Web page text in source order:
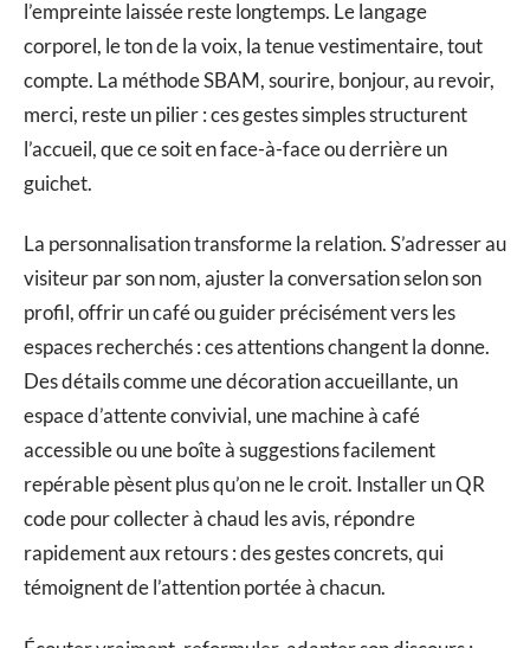
l’empreinte laissée reste longtemps. Le langage
corporel, le ton de la voix, la tenue vestimentaire, tout
compte. La méthode SBAM, sourire, bonjour, au revoir,
merci, reste un pilier : ces gestes simples structurent
l’accueil, que ce soit en face-à-face ou derrière un
guichet.
La personnalisation transforme la relation. S’adresser au
visiteur par son nom, ajuster la conversation selon son
profil, offrir un café ou guider précisément vers les
espaces recherchés : ces attentions changent la donne.
Des détails comme une décoration accueillante, un
espace d’attente convivial, une machine à café
accessible ou une boîte à suggestions facilement
repérable pèsent plus qu’on ne le croit. Installer un QR
code pour collecter à chaud les avis, répondre
rapidement aux retours : des gestes concrets, qui
témoignent de l’attention portée à chacun.